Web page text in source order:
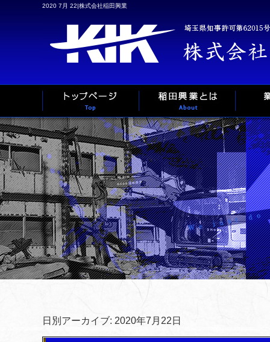
2020 7月 22|株式会社稲田興業
日別アーカイブ: 2020年7月22日